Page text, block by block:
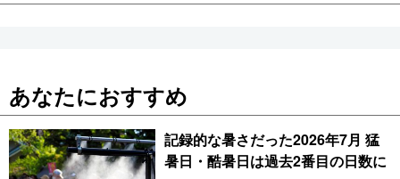
あなたにおすすめ
記録的な暑さだった2026年7月 猛
暑日・酷暑日は過去2番目の日数に